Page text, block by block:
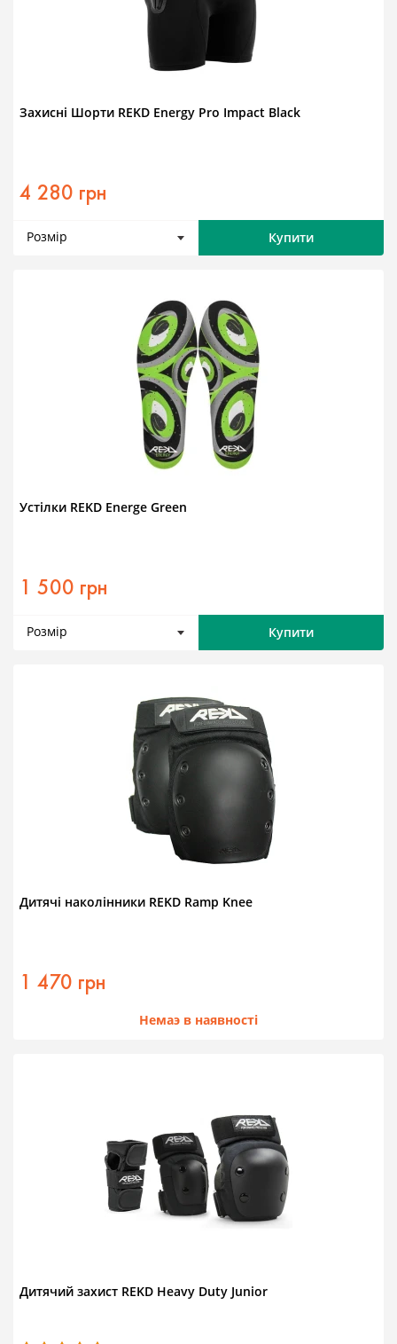
Захисні Шорти REKD Energy Pro Impact Black
4 280 грн
Розмір Купити
Устілки REKD Energe Green
1 500 грн
Розмір Купити
Дитячі наколінники REKD Ramp Knee
1 470 грн
Немаэ в наявності
Дитячий захист REKD Heavy Duty Junior